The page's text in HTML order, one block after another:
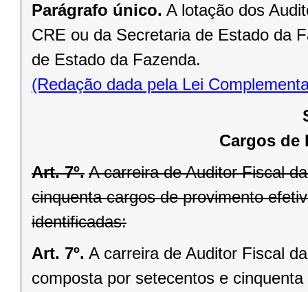
Parágrafo único. A lotação dos
CRE ou da Secretaria de Estado da
de Estado da Fazenda.
(Redação dada pela Lei
Cargos de
Art. 7º. A carreira de Auditor Fiscal
cinquenta cargos de provimento
identificadas:
Art. 7º. A carreira de Auditor Fiscal
composta por setecentos e